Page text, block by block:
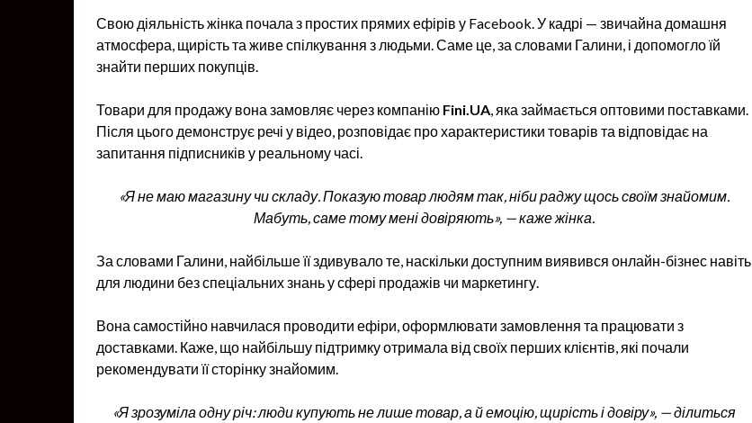
Свою діяльність жінка почала з простих прямих ефірів у Facebook. У кадрі — звичайна домашня
атмосфера, щирість та живе спілкування з людьми. Саме це, за словами Галини, і допомогло їй
знайти перших покупців.
Товари для продажу вона замовляє через компанію Fini.UA, яка займається оптовими поставками.
Після цього демонструє речі у відео, розповідає про характеристики товарів та відповідає на
запитання підписників у реальному часі.
«Я не маю магазину чи складу. Показую товар людям так, ніби раджу щось своїм знайомим.
Мабуть, саме тому мені довіряють», — каже жінка.
За словами Галини, найбільше її здивувало те, наскільки доступним виявився онлайн-бізнес навіть
для людини без спеціальних знань у сфері продажів чи маркетингу.
Вона самостійно навчилася проводити ефіри, оформлювати замовлення та працювати з
доставками. Каже, що найбільшу підтримку отримала від своїх перших клієнтів, які почали
рекомендувати її сторінку знайомим.
«Я зрозуміла одну річ: люди купують не лише товар, а й емоцію, щирість і довіру», — ділиться